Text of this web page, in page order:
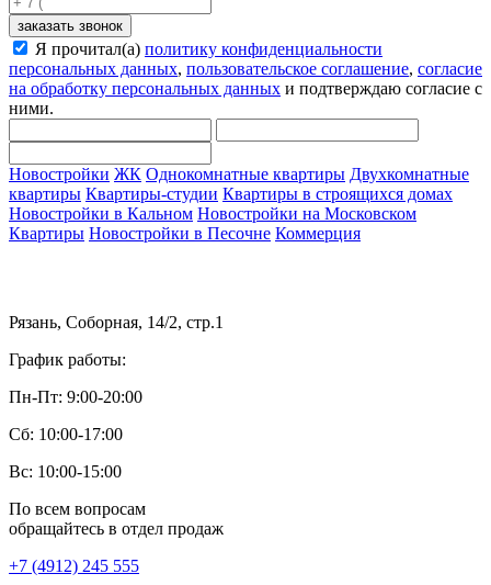
заказать звонок
Я прочитал(а) политику конфиденциальности
персональных данных, пользовательское соглашение, согласие
на обработку персональных данных и подтверждаю согласие с
ними.
Новостройки ЖК Однокомнатные квартиры Двухкомнатные
квартиры Квартиры-студии Квартиры в строящихся домах
Новостройки в Кальном Новостройки на Московском
Квартиры Новостройки в Песочне Коммерция
Рязань, Соборная, 14/2, стр.1
График работы:
Пн-Пт: 9:00-20:00
Сб: 10:00-17:00
Вс: 10:00-15:00
По всем вопросам
обращайтесь в отдел продаж
+7 (4912) 245 555